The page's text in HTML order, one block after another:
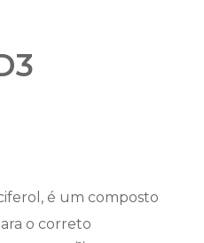
é um composto
o correto